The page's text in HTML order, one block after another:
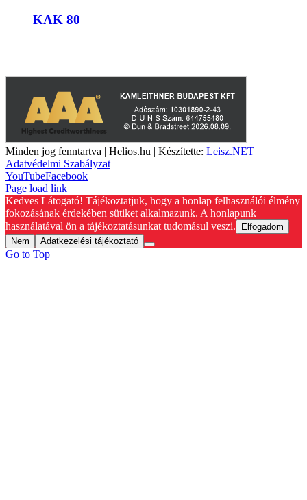
KAK 80
Minden jog fenntartva | Helios.hu | Készítette: Leisz.NET |
Adatvédelmi Szabályzat
YouTubeFacebook
Page load link
Kedves Látogató! Tájékoztatjuk, hogy a honlap felhasználói élmény
fokozásának érdekében sütiket alkalmazunk. A honlapunk
használatával ön a tájékoztatásunkat tudomásul veszi.
Elfogadom
Nem
Adatkezelési tájékoztató
Go to Top